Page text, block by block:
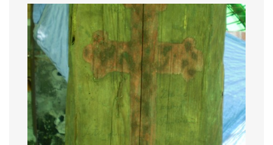
Občanská vzdělávací jednota "Komenský" v Choceradech z.s.
Chocerady 4
257 24 Chocerady
IČ: 498 28 614
Kontaktní osoba:
Mgr. Miroslava Cinkeisová